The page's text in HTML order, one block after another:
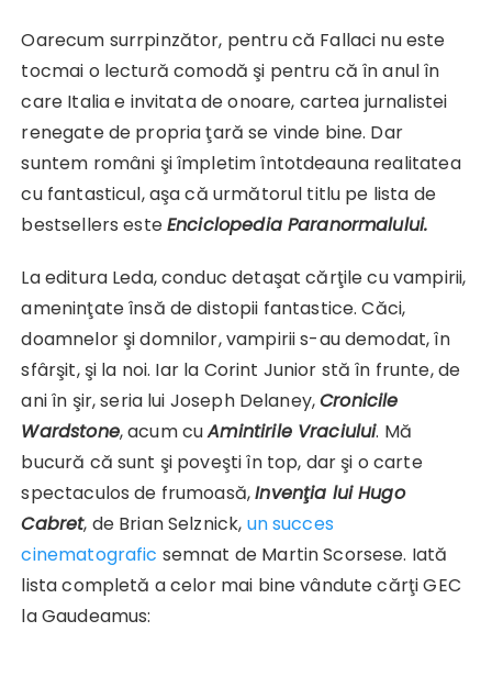
Oarecum surrpinzător, pentru că Fallaci nu este
tocmai o lectură comodă şi pentru că în anul în
care Italia e invitata de onoare, cartea jurnalistei
renegate de propria ţară se vinde bine. Dar
suntem români şi împletim întotdeauna realitatea
cu fantasticul, aşa că următorul titlu pe lista de
bestsellers esteEnciclopedia Paranormalului.
La editura Leda, conduc detaşat cărţile cu vampirii,
ameninţate însă de distopii fantastice. Căci,
doamnelor şi domnilor, vampirii s-au demodat, în
sfârşit, şi la noi. Iar la Corint Junior stă în frunte, de
ani în şir, seria lui Joseph Delaney,Cronicile
Wardstone, acum cuAmintirile Vraciului. Mă
bucură că sunt şi poveşti în top, dar şi o carte
spectaculos de frumoasă,Invenţia lui Hugo
Cabret, de Brian Selznick, un succes
cinematografic semnat de Martin Scorsese. Iată
lista completă a celor mai bine vândute cărţi GEC
la Gaudeamus: